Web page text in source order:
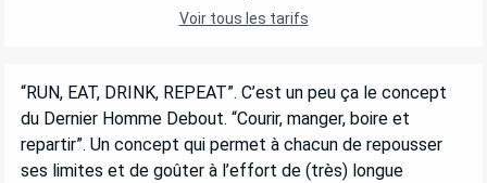
Voir tous les tarifs
DESCRIPTION
“RUN, EAT, DRINK, REPEAT”. C’est un peu ça le concept
du Dernier Homme Debout. “Courir, manger, boire et
repartir”. Un concept qui permet à chacun de repousser
ses limites et de goûter à l’effort de (très) longue